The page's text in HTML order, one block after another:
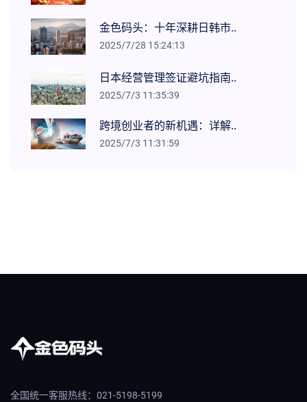
金色码头：十年深耕日韩市..
2025/7/28 15:24:13
日本经营管理签证避坑指南..
2025/7/3 11:35:39
跨境创业者的新机遇：详解..
2025/7/3 11:31:59
全国统一客服热线：021-5198-5199